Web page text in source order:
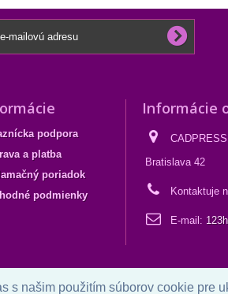
s našim použitím súborov cookie pre
podpora
a platba
poriadok
podmienky
Informácie
Bratislava 42
Kontaktuje
E-mail: